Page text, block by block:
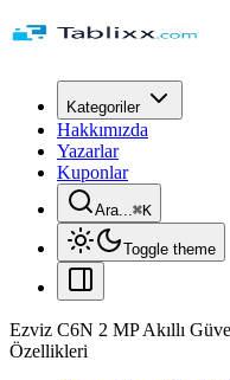
Kategoriler
Hakkımızda
Yazarlar
Kuponlar
Ara...⌘K
Toggle theme
Ezviz C6N 2 MP Akıllı
Özellikleri